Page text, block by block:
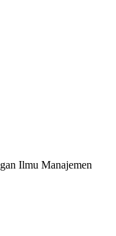
Ilmu Manajemen